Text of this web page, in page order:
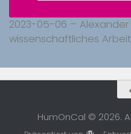
2023-05-06 – Alexander
wissenschaftliches
HumOnCal © 2026.